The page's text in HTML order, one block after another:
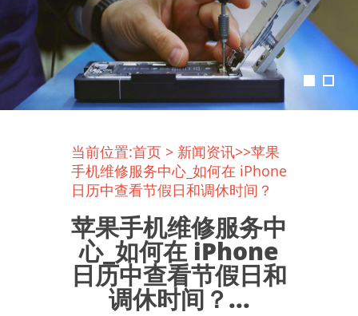
当前位置:首页 > 新闻资讯>>苹果
手机维修服务中心_如何在 iPhone
日历中查看节假日和调休时间？
苹果手机维修服务中
心_如何在 iPhone
日历中查看节假日和
调休时间？...